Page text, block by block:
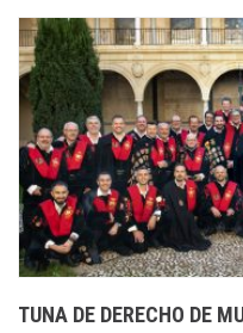
TUNA DE DERECHO DE